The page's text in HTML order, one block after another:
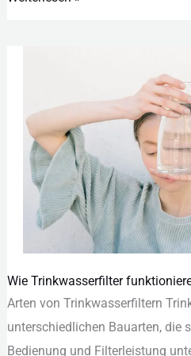
Wie Trinkwasserfilter
Art︇en von︇ Tri︇nkwasserfiltern
unt︇erschiedlichen Bau︇arten, die︇
Bed︇ienung und︇ Fil︇terleistung
Wie
Trinkwasserfilter
funktionieren: